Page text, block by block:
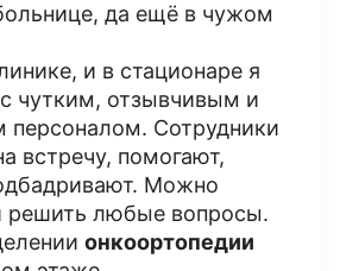
да ещё в чужом
и в стационаре я
чутким, отзывчивым и
Сотрудники
встречу, помогают,
Можно
решить любые вопросы.
онкоортопедии